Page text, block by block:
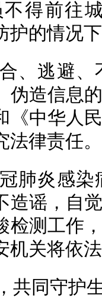
不得前往
护的情况
、逃避
伪造信息
《中华人
律责任。
肺炎感
造谣，自
检测工作
机关将依
共同守护